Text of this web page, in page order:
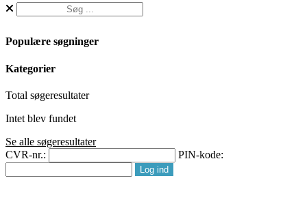
Populære søgninger
Kategorier
Total søgeresultater
Intet blev fundet
Se alle søgeresultater
CVR-nr.:
PIN-kode: